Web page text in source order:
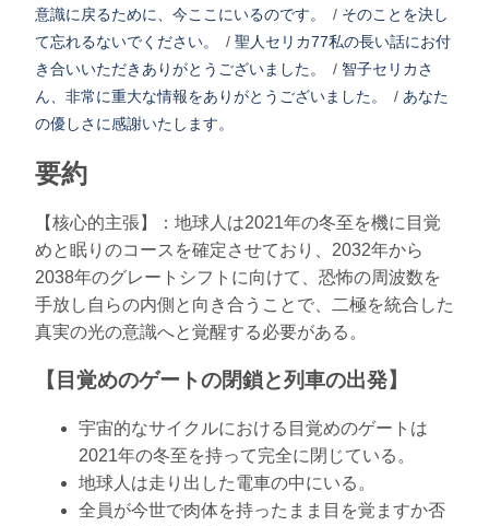
意識に戻るために、今ここにいるのです。
/ そのことを決し
て忘れるないでください。
/ 聖人セリカ77私の長い話にお付
き合いいただきありがとうございました。
/ 智子セリカさ
ん、非常に重大な情報をありがとうございました。
/ あなた
の優しさに感謝いたします。
要約
【核心的主張】：地球人は2021年の冬至を機に目覚
めと眠りのコースを確定させており、2032年から
2038年のグレートシフトに向けて、恐怖の周波数を
手放し自らの内側と向き合うことで、二極を統合した
真実の光の意識へと覚醒する必要がある。
【目覚めのゲートの閉鎖と列車の出発】
宇宙的なサイクルにおける目覚めのゲートは
2021年の冬至を持って完全に閉じている。
地球人は走り出した電車の中にいる。
全員が今世で肉体を持ったまま目を覚ますか否